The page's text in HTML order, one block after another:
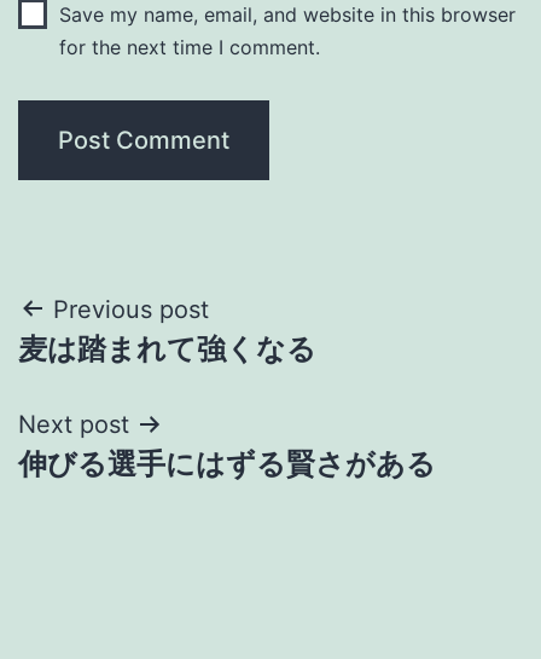
Save my name, email, and website in this browser
for the next time I comment.
Post
navigation
Previous post
麦は踏まれて強くなる
Next post
伸びる選手にはずる賢さがある